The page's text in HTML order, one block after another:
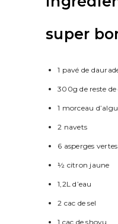
super
1 pavé de
300g de reste
1 morceau
2 navets
6 asperges
½ citron jaune
1,2L d’eau
2 cac de sel
1 cac de shoyu